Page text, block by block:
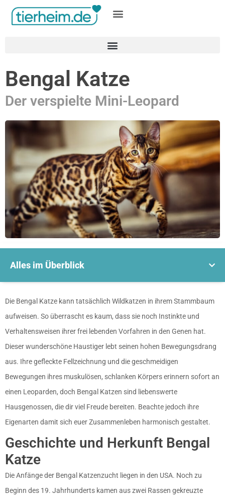
Bengal Katze
Der verspielte Mini-Leopard
Alles im Überblick
Die Bengal Katze kann tatsächlich Wildkatzen in ihrem Stammbaum
aufweisen. So überrascht es kaum, dass sie noch Instinkte und
Verhaltensweisen ihrer frei lebenden Vorfahren in den Genen hat.
Dieser wunderschöne Haustiger lebt seinen hohen Bewegungsdrang
aus. Ihre gefleckte Fellzeichnung und die geschmeidigen
Bewegungen ihres muskulösen, schlanken Körpers erinnern sofort an
einen Leoparden, doch Bengal Katzen sind liebenswerte
Hausgenossen, die dir viel Freude bereiten. Beachte jedoch ihre
Eigenarten damit sich euer Zusammenleben harmonisch gestaltet.
Geschichte und Herkunft Bengal
Katze
Die Anfänge der Bengal Katzenzucht liegen in den USA. Noch zu
Beginn des 19. Jahrhunderts kamen aus zwei Rassen gekreuzte